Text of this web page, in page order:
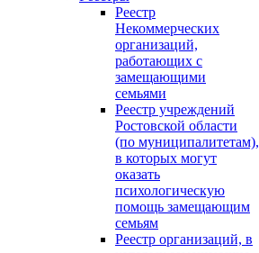
Реестр
Некоммерческих
организаций,
работающих с
замещающими
семьями
Реестр учреждений
Ростовской области
(по муниципалитетам),
в которых могут
оказать
психологическую
помощь замещающим
семьям
Реестр организаций, в